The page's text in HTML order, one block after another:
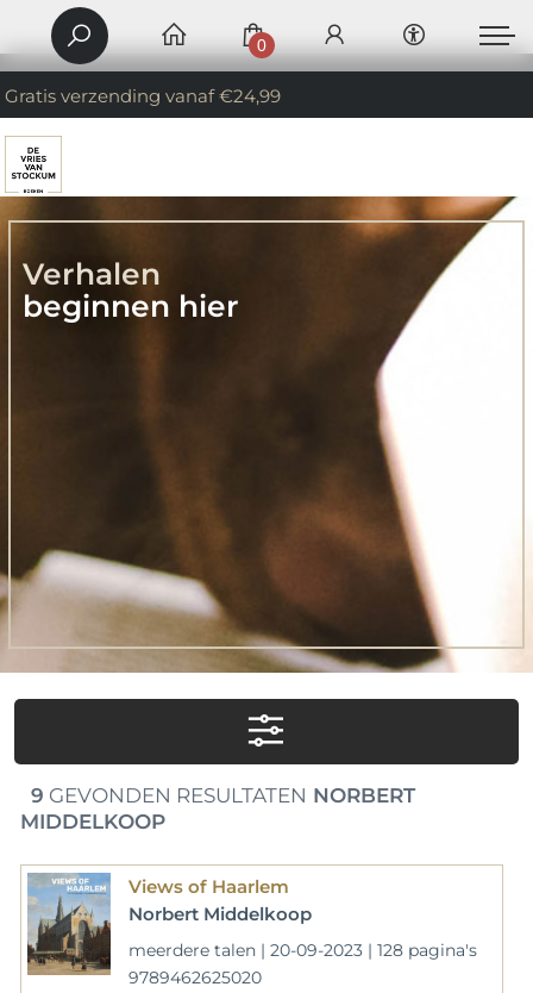
Gratis verzending vanaf €24,99
0
Verhalen
beginnen hier
9 GEVONDEN RESULTATEN NORBERT
MIDDELKOOP
Views of Haarlem
Norbert Middelkoop
meerdere talen | 20-09-2023 | 128 pagina's
9789462625020